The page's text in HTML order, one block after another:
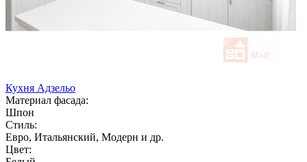
Кухня Адзельо
Материал фасада:
Шпон
Стиль:
Евро, Итальянский, Модерн и др.
Цвет: